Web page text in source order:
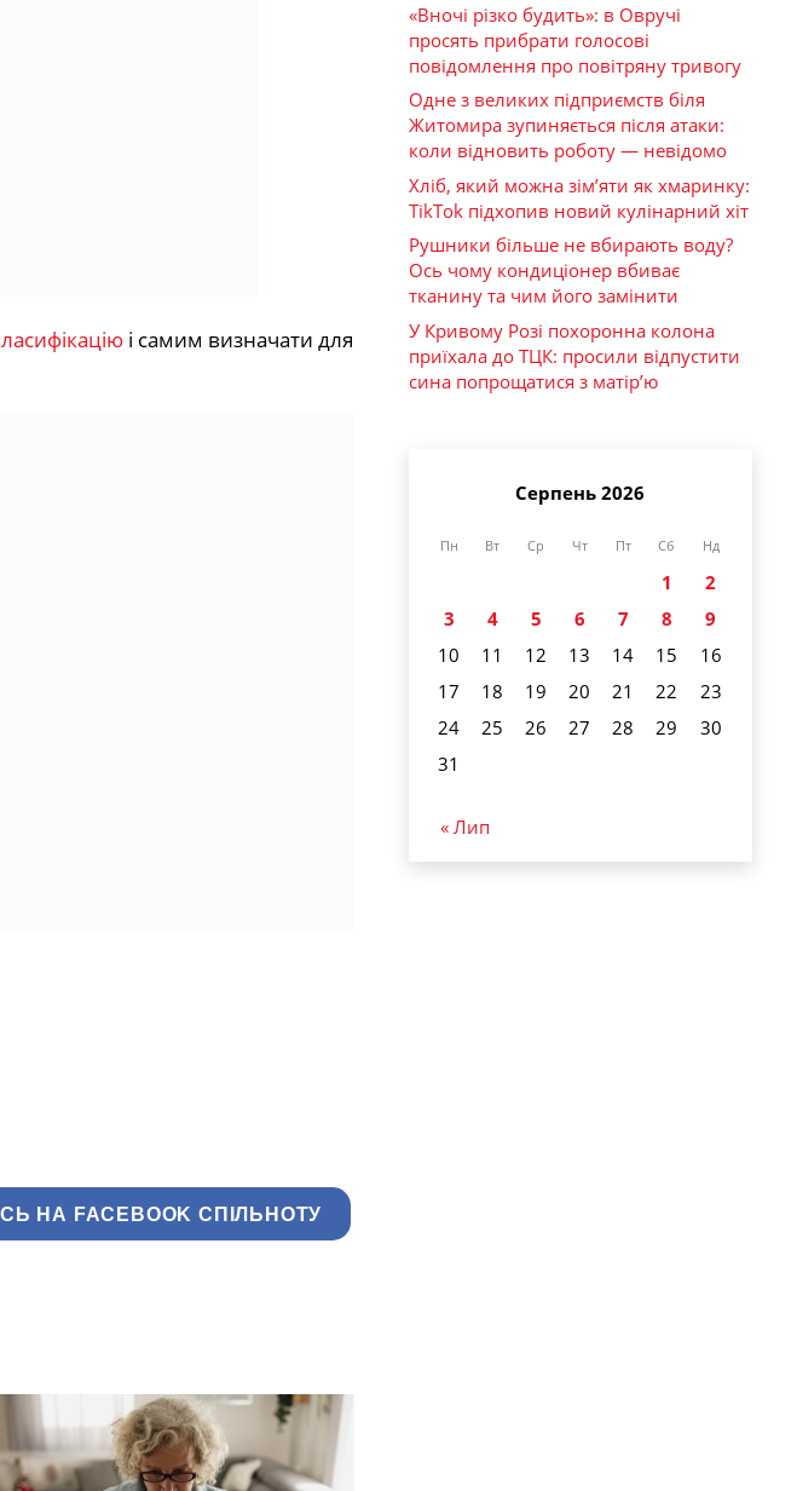
і самим визначати для
НА FACEBOOK СПІЛЬНОТУ
«Вночі різко будить»: в Овручі
просять прибрати голосові
повідомлення про повітряну тривогу
Одне з великих підприємств біля
Житомира зупиняється після атаки:
коли відновить роботу — невідомо
Хліб, який можна зім’яти як хмаринку:
TikTok підхопив новий кулінарний хіт
Рушники більше не вбирають воду?
Ось чому кондиціонер вбиває
тканину та чим його замінити
У Кривому Розі похоронна колона
приїхала до ТЦК: просили відпустити
сина попрощатися з матір’ю
Серпень 2026
Пн Вт Ср Чт Пт Сб Нд
1
2
3
4 5 6 7 8
9
10
11 12 13 14 15
16
17
18 19 20 21 22
23
24
25 26 27 28 29
30
31
« Лип